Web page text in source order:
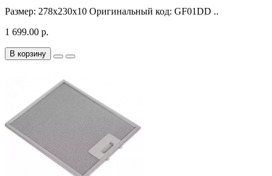
Размер: 278x230x10 Оригинальный код: GF01DD ..
1 699.00 р.
В корзину